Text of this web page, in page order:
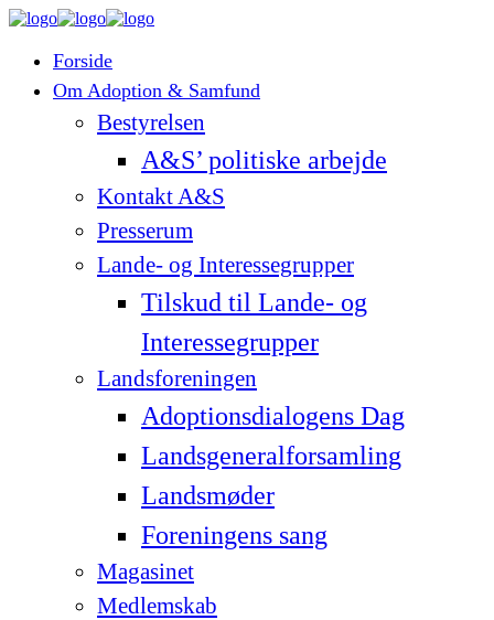
Forside
Om Adoption & Samfund
Bestyrelsen
A&S’ politiske arbejde
Kontakt A&S
Presserum
Lande- og Interessegrupper
Tilskud til Lande- og
Interessegrupper
Landsforeningen
Adoptionsdialogens Dag
Landsgeneralforsamling
Landsmøder
Foreningens sang
Magasinet
Medlemskab